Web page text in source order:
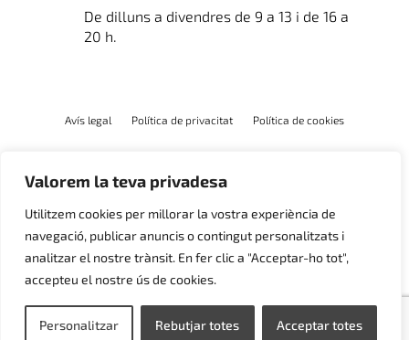
Valorem la teva privadesa
Utilitzem cookies per millorar la vostra experiència de
navegació, publicar anuncis o contingut personalitzats i
analitzar el nostre trànsit. En fer clic a "Acceptar-ho tot",
accepteu el nostre ús de cookies.
Personalitzar Rebutjar totes Acceptar totes
De dilluns a divendres de 9 a 13 i de 16 a
20 h.
Avís legal Política de privacitat Política de cookies